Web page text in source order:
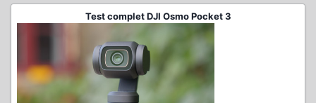
Test complet DJI Osmo Pocket 3